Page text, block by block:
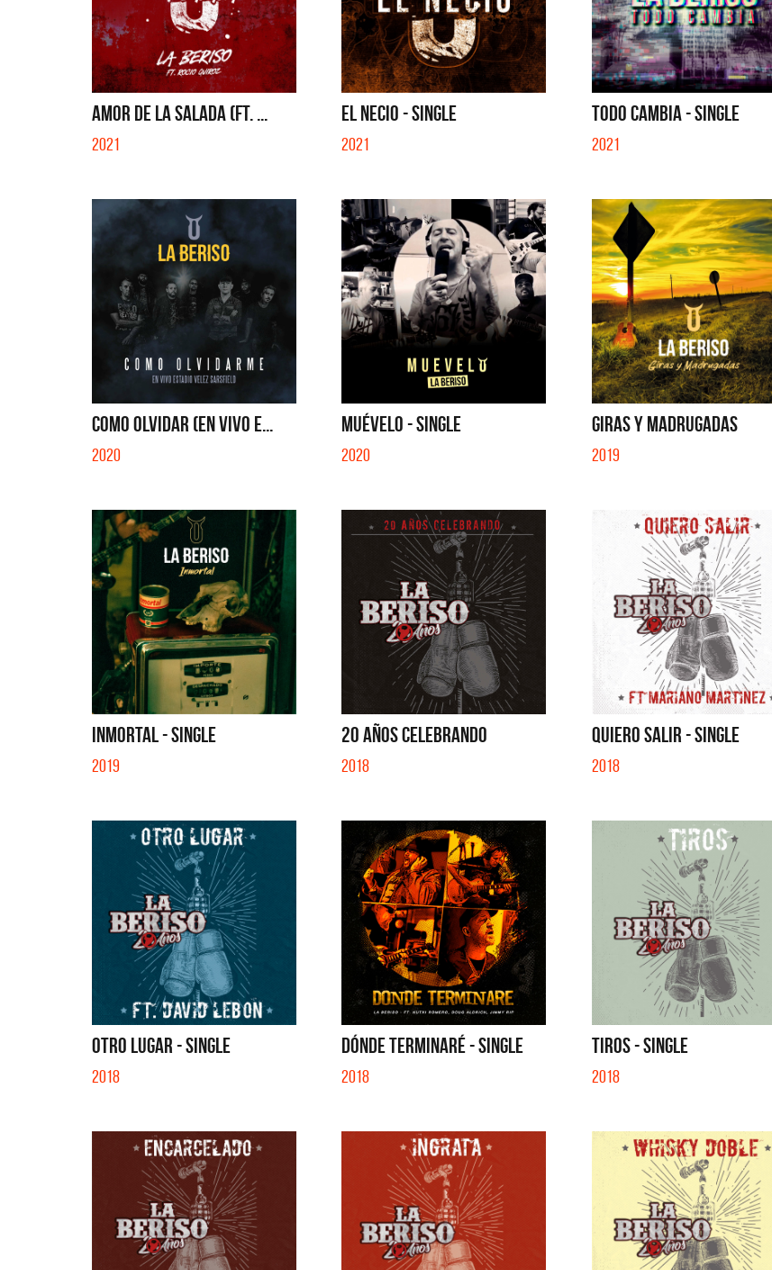
AMOR DE LA SALADA (FT. ...
2021
EL NECIO - SINGLE
2021
TODO CAMBIA - SINGLE
2021
COMO OLVIDAR (EN VIVO E...
2020
MUÉVELO - SINGLE
2020
GIRAS Y MADRUGADAS
2019
INMORTAL - SINGLE
2019
20 AÑOS CELEBRANDO
2018
QUIERO SALIR - SINGLE
2018
OTRO LUGAR - SINGLE
2018
DÓNDE TERMINARÉ - SINGLE
2018
TIROS - SINGLE
2018
La Muela y Sus Amigos
QUE NO SE MUELA LA MUELA - SINGLE
La Joaqui
TE VI - SINGLE